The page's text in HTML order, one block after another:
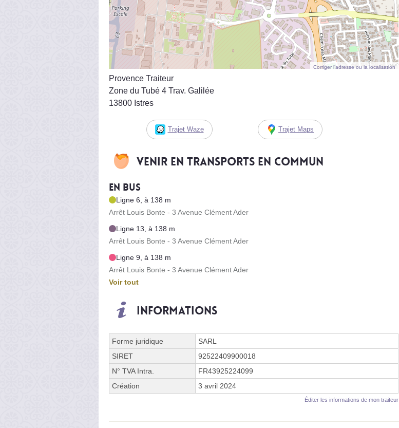
Corriger l’adresse ou la localisation
Provence Traiteur
Zone du Tubé 4 Trav. Galilée
13800 Istres
Trajet Waze Trajet Maps
Venir en transports en commun
En bus
Ligne 6, à 138 m
Arrêt Louis Bonte - 3 Avenue Clément Ader
Ligne 13, à 138 m
Arrêt Louis Bonte - 3 Avenue Clément Ader
Ligne 9, à 138 m
Arrêt Louis Bonte - 3 Avenue Clément Ader
Voir tout
Informations
Forme juridique
SARL
SIRET
92522409900018
N° TVA Intra.
FR43925224099
Création
3 avril 2024
Éditer les informations de mon traiteur